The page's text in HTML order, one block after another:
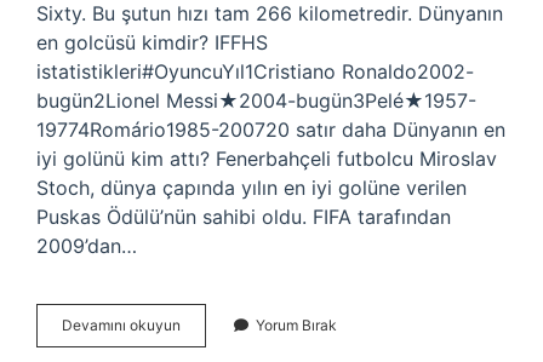
Sixty. Bu şutun hızı tam 266 kilometredir. Dünyanın
en golcüsü kimdir? IFFHS
istatistikleri#OyuncuYıl1Cristiano Ronaldo2002-
bugün2Lionel Messi★2004-bugün3Pelé★1957-
19774Romário1985-200720 satır daha Dünyanın en
iyi golünü kim attı? Fenerbahçeli futbolcu Miroslav
Stoch, dünya çapında yılın en iyi golüne verilen
Puskas Ödülü’nün sahibi oldu. FIFA tarafından
2009’dan…
Devamını okuyun Dünyanın
En
Yorum Bırak